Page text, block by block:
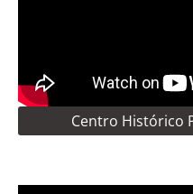
Centro Histórico